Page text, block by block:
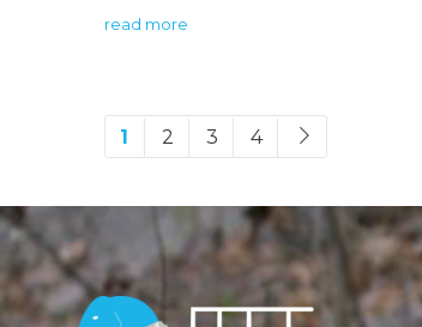
read more
1 2 3 4